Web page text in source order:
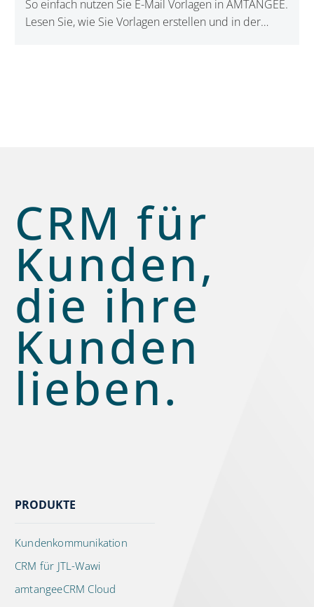
So einfach nutzen Sie E-Mail Vorlagen in AMTANGEE.
Lesen Sie, wie Sie Vorlagen erstellen und in der
CRM für
Kunden,
die ihre
Kunden
lieben.
PRODUKTE
Kundenkommunikation
CRM für JTL-Wawi
amtangeeCRM Cloud